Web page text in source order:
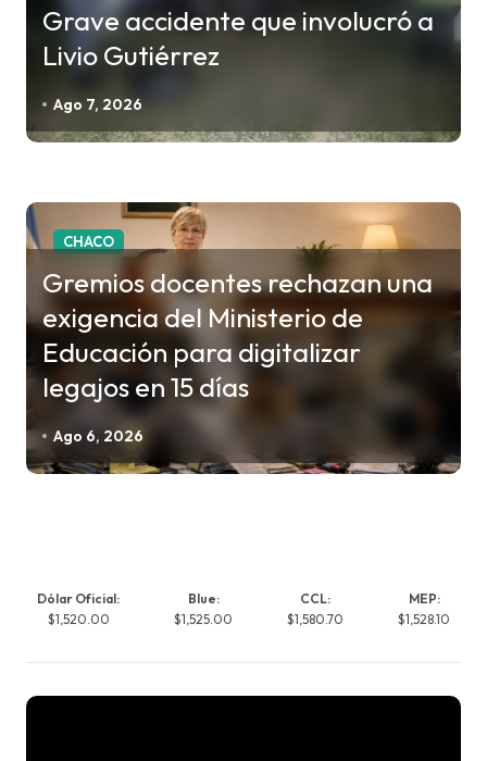
Grave accidente que involucró a
Livio Gutiérrez
Ago 7, 2026
CHACO
Gremios docentes rechazan una
exigencia del Ministerio de
Educación para digitalizar
legajos en 15 días
Ago 6, 2026
Dólar Oficial:
$1,520.00
Blue:
$1,525.00
CCL:
$1,580.70
MEP:
$1,528.10